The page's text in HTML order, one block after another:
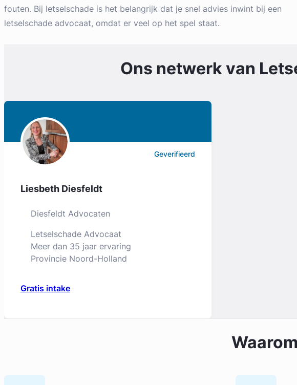
fouten. Bij letselschade is het belangrijk dat je snel advies inwint bij een
letselschade advocaat, omdat er veel op het spel staat.
Ons netwerk van
Geverifieerd
Liesbeth Diesfeldt
Diesfeldt Advocaten
Letselschade Advocaat
Meer dan 35 jaar ervaring
Provincie Noord-Holland
Gratis intake